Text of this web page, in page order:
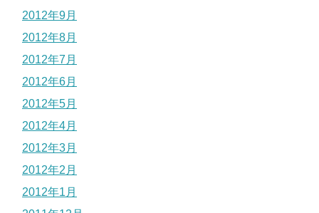
2012年9月
2012年8月
2012年7月
2012年6月
2012年5月
2012年4月
2012年3月
2012年2月
2012年1月